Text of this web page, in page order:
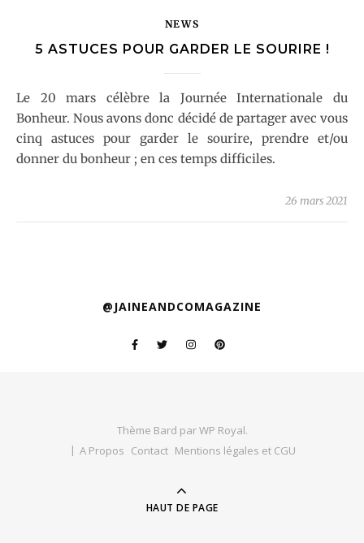
NEWS
5 ASTUCES POUR GARDER LE SOURIRE !
Le 20 mars célèbre la Journée Internationale du
Bonheur. Nous avons donc décidé de partager avec vous
cinq astuces pour garder le sourire, prendre et/ou
donner du bonheur ; en ces temps difficiles.
26 mars 2021
@JAINEANDCOMAGAZINE
Thème Bard parWP Royal.
A Propos Contact Mentions légales et CGU
HAUT DE PAGE